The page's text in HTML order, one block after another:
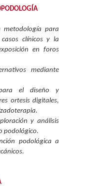
para
clínicos y la
en foros
mediante
el diseño y
ortesis digitales,
y análisis
podológico.
podológica a